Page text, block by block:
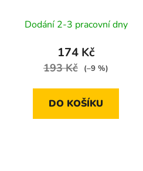
Dodání 2-3 pracovní dny
174 Kč
193 Kč (–9 %)
DO KOŠÍKU